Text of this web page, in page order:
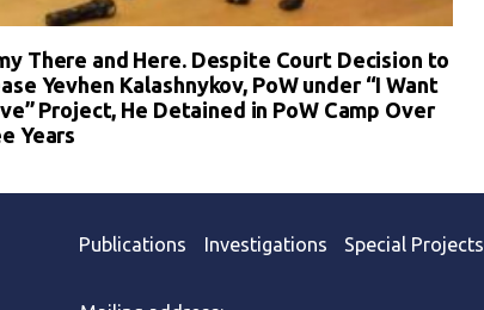
There and Here. Despite Court Decision to
Yevhen Kalashnykov, PoW under “I Want
Project, He Detained in PoW Camp Over
Years
Publications Investigations Special Projects